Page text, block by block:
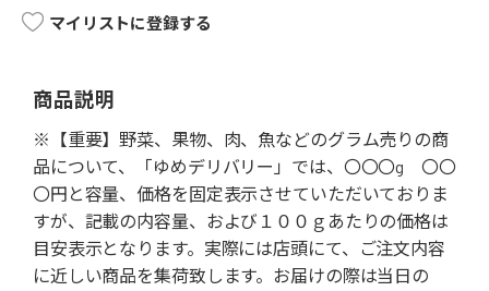
マイリストに登録する
商品説明
※【重要】野菜、果物、肉、魚などのグラム売りの商
品について、「ゆめデリバリー」では、〇〇〇g 〇〇
〇円と容量、価格を固定表示させていただいておりま
すが、記載の内容量、および１００ｇあたりの価格は
目安表示となります。実際には店頭にて、ご注文内容
に近しい商品を集荷致します。お届けの際は当日の